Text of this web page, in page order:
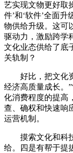
艺实现文物更好取
件’和‘软件’全面
物供给升级。这可
驱动力，激励跨学
文化业态供给了底
关轨制？
好比，把文化资
经济高质量成长。
化消费程度的提高
查、确权和快速响
运营机制。
摸索文化和科技
给。四是有帮于提